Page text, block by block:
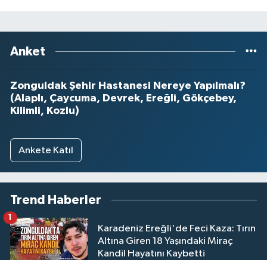
Anket
Zonguldak Şehir Hastanesi Nereye Yapılmalı?
(Alaplı, Çaycuma, Devrek, Ereğli, Gökçebey,
Kilimli, Kozlu)
Ankete Katıl
Trend Haberler
Karadeniz Ereğli'de Feci Kaza: Tırın
Altına Giren 18 Yaşındaki Miraç
Kandil Hayatını Kaybetti
1